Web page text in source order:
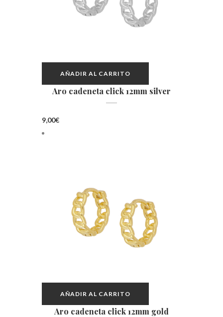
AÑADIR AL CARRITO
Aro cadeneta click 12mm silver
9,00€
AÑADIR AL CARRITO
Aro cadeneta click 12mm gold